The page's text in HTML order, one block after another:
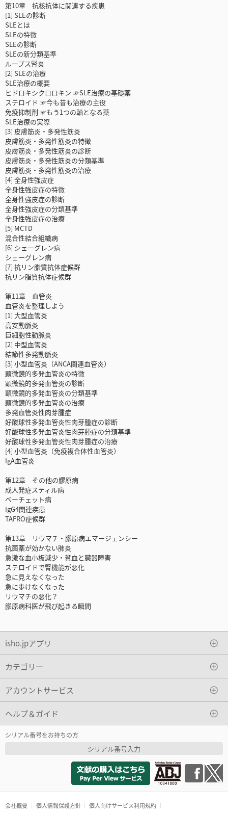
第10章 抗核抗体に関連する疾患
[1] SLEの診断
SLEとは
SLEの特徴
SLEの診断
SLEの新分類基準
ループス腎炎
[2] SLEの治療
SLE治療の概要
ヒドロキシクロロキン ☞SLE治療の基礎薬
ステロイド ☞今も昔も治療の主役
免疫抑制剤 ☞もう1つの軸となる薬
SLE治療の実際
[3] 皮膚筋炎・多発性筋炎
皮膚筋炎・多発性筋炎の特徴
皮膚筋炎・多発性筋炎の診断
皮膚筋炎・多発性筋炎の分類基準
皮膚筋炎・多発性筋炎の治療
[4] 全身性強皮症
全身性強皮症の特徴
全身性強皮症の診断
全身性強皮症の分類基準
全身性強皮症の治療
[5] MCTD
混合性結合組織病
[6] シェーグレン病
シェーグレン病
[7] 抗リン脂質抗体症候群
抗リン脂質抗体症候群
第11章 血管炎
血管炎を整理しよう
[1] 大型血管炎
高安動脈炎
巨細胞性動脈炎
[2] 中型血管炎
結節性多発動脈炎
[3] 小型血管炎（ANCA関連血管炎）
顕微鏡的多発血管炎の特徴
顕微鏡的多発血管炎の診断
顕微鏡的多発血管炎の分類基準
顕微鏡的多発血管炎の治療
多発血管炎性肉芽腫症
好酸球性多発血管炎性肉芽腫症の診断
好酸球性多発血管炎性肉芽腫症の分類基準
好酸球性多発血管炎性肉芽腫症の治療
[4] 小型血管炎（免疫複合体性血管炎）
IgA血管炎
第12章 その他の膠原病
成人発症スティル病
ベーチェット病
IgG4関連疾患
TAFRO症候群
第13章 リウマチ・膠原病エマージェンシー
抗菌薬が効かない肺炎
急激な血小板減少・貧血と臓器障害
ステロイドで腎機能が悪化
急に見えなくなった
急に歩けなくなった
リウマチの悪化？
膠原病科医が飛び起きる瞬間
isho.jpアプリ
カテゴリー
アカウントサービス
ヘルプ＆ガイド
シリアル番号をお持ちの方
シリアル番号入力
会社概要 個人情報保護方針
個人向けサービス利用規約